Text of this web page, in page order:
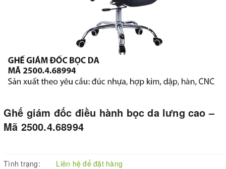
Ghế giám đốc điều hành bọc da lưng cao –
Mã 2500.4.68994
Tình trạng:
Liên hệ để đặt hàng